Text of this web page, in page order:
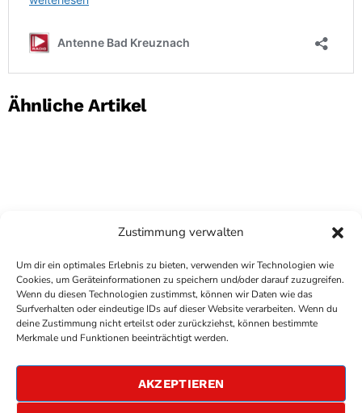
Zustimmung verwalten
Um dir ein optimales Erlebnis zu bieten, verwenden wir Technologien wie
Cookies, um Geräteinformationen zu speichern und/oder darauf zuzugreifen.
Wenn du diesen Technologien zustimmst, können wir Daten wie das
Surfverhalten oder eindeutige IDs auf dieser Website verarbeiten. Wenn du
deine Zustimmung nicht erteilst oder zurückziehst, können bestimmte
Merkmale und Funktionen beeinträchtigt werden.
AKZEPTIEREN
Ähnliche Artikel
COPYRIGHTANTENNE BAD KREUZNACH
DATENSCHUTZERKLÄRUNG